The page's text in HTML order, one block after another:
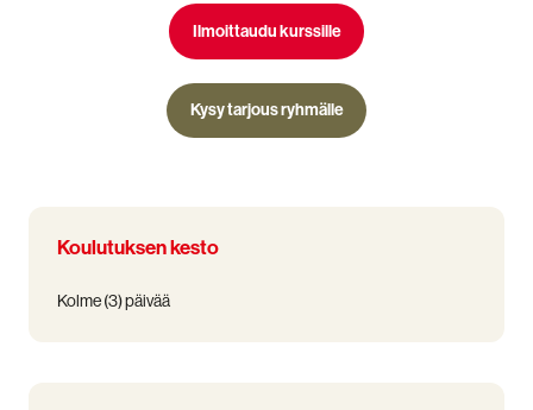
Ilmoittaudu kurssille
Kysy tarjous ryhmälle
Koulutuksen kesto
Kolme (3) päivää